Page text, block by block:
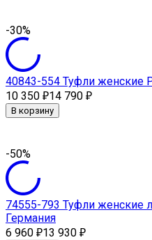
-30%
40843-554 Туфли женские
10 350 ₽14 790 ₽
В корзину
-50%
74555-793 Туфли женские
Германия
6 960 ₽13 930 ₽